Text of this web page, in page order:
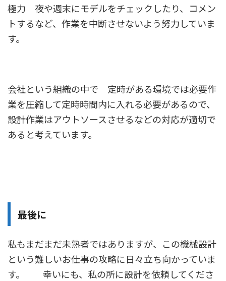
極力 夜や週末にモデルをチェックしたり、コメン
トするなど、作業を中断させないよう努力していま
す。
会社という組織の中で 定時がある環境では必要作
業を圧縮して定時時間内に入れる必要があるので、
設計作業はアウトソースさせるなどの対応が適切で
あると考えています。
最後に
私もまだまだ未熟者ではありますが、この機械設計
という難しいお仕事の攻略に日々立ち向かっていま
す。 幸いにも、私の所に設計を依頼してくださ